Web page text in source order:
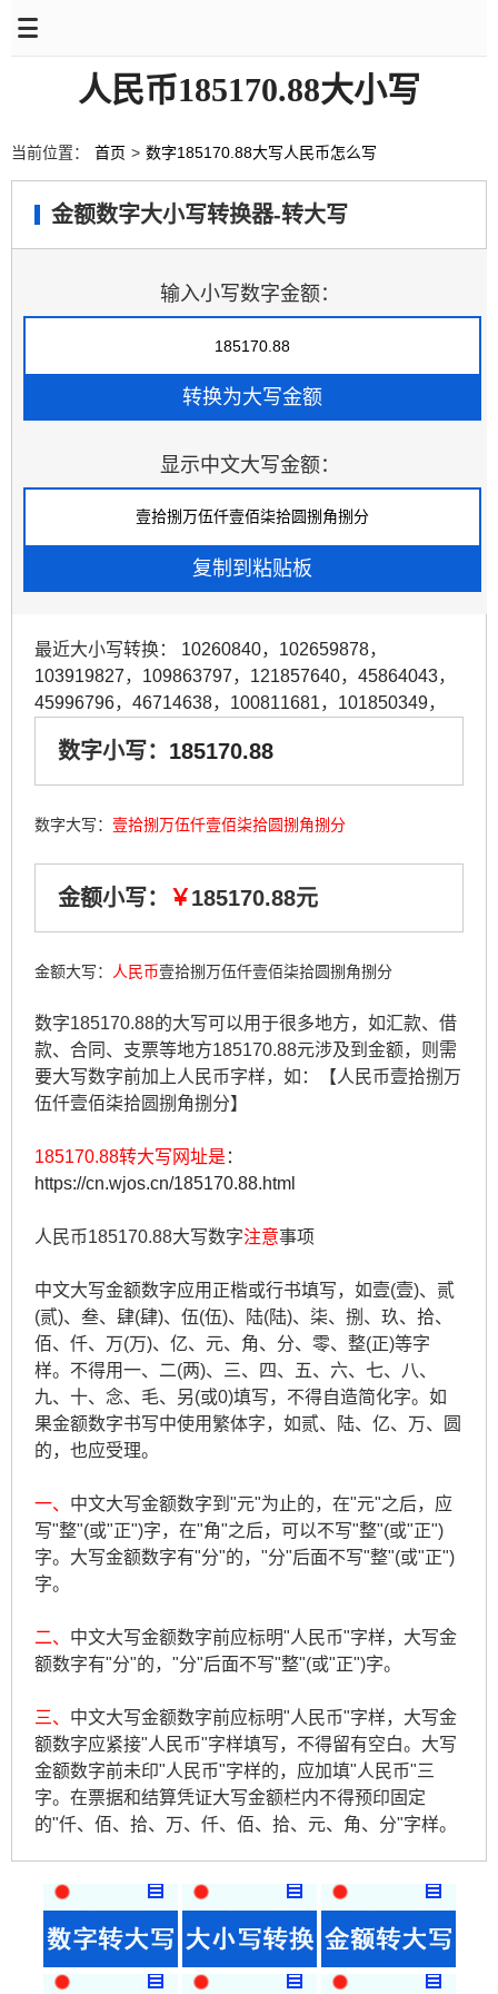
人民币185170.88大小写
当前位置： 首页 > 数字185170.88大写人民币怎么写
金额数字大小写转换器-转大写
输入小写数字金额：
显示中文大写金额：
最近大小写转换： 10260840， 102659878，
103919827， 109863797， 121857640， 45864043，
45996796， 46714638， 100811681， 101850349，
数字小写： 185170.88
数字大写： 壹拾捌万伍仟壹佰柒拾圆捌角捌分
金额小写： ￥185170.88元
金额大写： 人民币壹拾捌万伍仟壹佰柒拾圆捌角捌分
数字185170.88的大写可以用于很多地方，如汇款、借
款、合同、支票等地方185170.88元涉及到金额，则需
要大写数字前加上人民币字样，如：【人民币壹拾捌万
伍仟壹佰柒拾圆捌角捌分】
185170.88转大写网址是 ：
https://cn.wjos.cn/185170.88.html
人民币185170.88大写数字注意事项
中文大写金额数字应用正楷或行书填写，如壹(壹)、贰
(贰)、叁、肆(肆)、伍(伍)、陆(陆)、柒、捌、玖、拾、
佰、仟、万(万)、亿、元、角、分、零、整(正)等字
样。不得用一、二(两)、三、四、五、六、七、八、
九、十、念、毛、另(或0)填写，不得自造简化字。如
果金额数字书写中使用繁体字，如贰、陆、亿、万、圆
的，也应受理。
一、 中文大写金额数字到"元"为止的，在"元"之后，应
写"整"(或"正")字，在"角"之后，可以不写"整"(或"正")
字。大写金额数字有"分"的，"分"后面不写"整"(或"正")
字。
二、 中文大写金额数字前应标明"人民币"字样，大写金
额数字有"分"的，"分"后面不写"整"(或"正")字。
三、 中文大写金额数字前应标明"人民币"字样，大写金
额数字应紧接"人民币"字样填写，不得留有空白。大写
金额数字前未印"人民币"字样的，应加填"人民币"三
字。在票据和结算凭证大写金额栏内不得预印固定
的"仟、佰、拾、万、仟、佰、拾、元、角、分"字样。